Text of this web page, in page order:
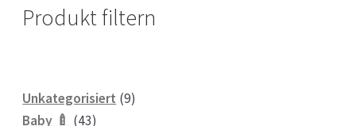
Produkt filtern
Unkategorisiert 99
Baby 🍼 4343